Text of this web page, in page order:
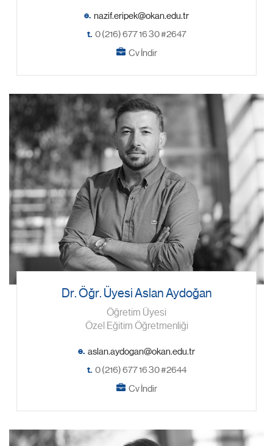
e.
t. 0 (216) 677 16 30 #2647
Cv İndir
Dr. Öğr. Üyesi Aslan Aydoğan
Öğretim Üyesi
Özel Eğitim Öğretmenliği
e.
t. 0 (216) 677 16 30 #2644
Cv İndir